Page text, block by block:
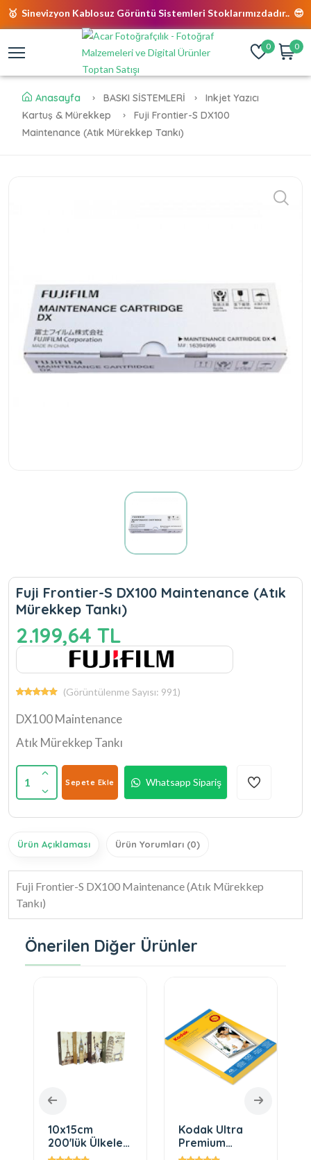
🥇 Sinevizyon Kablosuz Görüntü Sistemleri Stoklarımızdadır.. 😎
0 0
Anasayfa BASKI SİSTEMLERİ
Inkjet Yazıcı
Kartuş & Mürekkep
Fuji Frontier-S DX100
Maintenance (Atık Mürekkep Tankı)
Fuji Frontier-S DX100 Maintenance (Atık
Mürekkep Tankı)
2.199,64 TL
(Görüntülenme Sayısı: 991)
DX100 Maintenance
Atık Mürekkep Tankı
1 Sepete Ekle Whatsapp Sipariş
Ürün Açıklaması Ürün Yorumları (0)
Fuji Frontier-S DX100 Maintenance (Atık Mürekkep
Tankı)
Önerilen Diğer Ürünler
10x15cm
200'lük Ülkeler
Desenli Ofset
Kodak Ultra
Premium
10x15cm 270gr